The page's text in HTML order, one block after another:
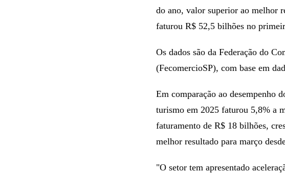
do ano, valor superior ao melhor
faturou R$ 52,5 bilhões no
Os dados são da Federação do
(FecomercioSP), com base em
Em comparação ao desempenho
turismo em 2025 faturou 5,8% a
faturamento de R$ 18 bilhões,
melhor resultado para março
"O setor tem apresentado